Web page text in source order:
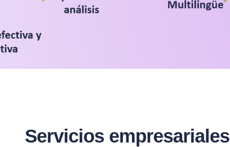
Servicios empresariales